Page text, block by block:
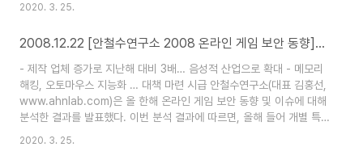
'PC보안'과 '스파이제로'의 사용 기간이 남아있는 회원분께서는 'V3
365 스탠다드'로 전환하여 이용하실 수 있으며 현재 교환하시는 회원분
께는 1개월의 추가 기간을 제공합니다. - ..
2020. 3. 25.
2008.12.22 [안철수연구소 2008 온라인 게임 보안 동향]고도의 기술력 접목된 전용 해킹 툴 급증
- 제작 업체 증가로 지난해 대비 3배… 음성적 산업으로 확대 - 메모리
해킹, 오토마우스 지능화 … 대책 마련 시급 안철수연구소(대표 김홍선,
www.ahnlab.com)은 올 한해 온라인 게임 보안 동향 및 이슈에 대해
분석한 결과를 발표했다. 이번 분석 결과에 따르면, 올해 들어 개별 특정
2020. 3. 25.